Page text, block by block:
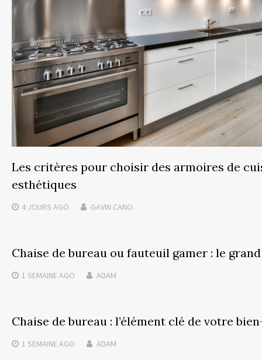
Les critères pour choisir des armoires de
esthétiques
4 JOURS AGO GAVIN CANO
Chaise de bureau ou fauteuil gamer : le
1 SEMAINE AGO ADAM
Chaise de bureau : l’élément clé de votre
1 SEMAINE AGO ADAM